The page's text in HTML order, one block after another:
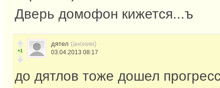
Дверь домофон кижется...ъ
+1
дятел (аноним)
03.04.2013 08:17
до дятлов тоже дошел